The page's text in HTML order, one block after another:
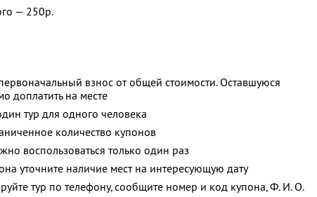
— 250р.
взнос от общей стоимости. Оставшуюся
доплатить на месте
тур для одного человека
количество купонов
воспользоваться только один раз
уточните наличие мест на интересующую дату
тур по телефону, сообщите номер и код купона,Ф. И. О.